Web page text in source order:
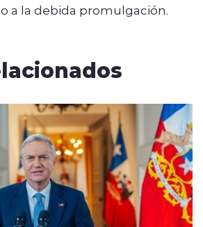
a la debida promulgación.